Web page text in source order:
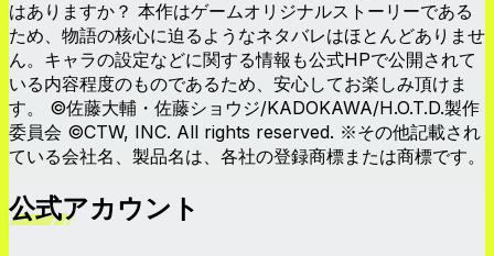
はありますか？ 本作はゲームオリジナルストーリーである
ため、物語の核心に迫るようなネタバレはほとんどありませ
ん。キャラの設定などに関する情報も公式HPで公開されて
いる内容程度のものであるため、安心してお楽しみ頂けま
す。 ©佐藤大輔・佐藤ショウジ/KADOKAWA/H.O.T.D.製作
委員会 ©CTW, INC. All rights reserved. ※その他記載され
ている会社名、製品名は、各社の登録商標または商標です。
公式アカウント